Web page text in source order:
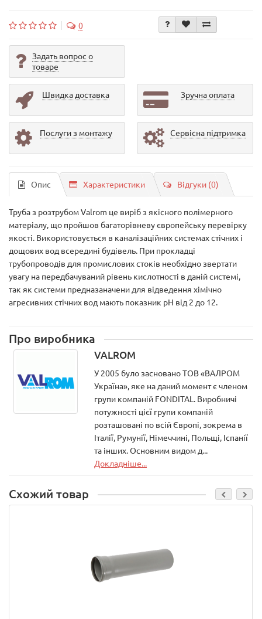
0
Задать вопрос о
товаре
Швидка доставка Зручна оплата
Послуги з монтажу Сервісна підтримка
Опис Характеристики Відгуки (0)
Труба з розтрубом Valrom це виріб з якісного полімерного
матеріалу, що пройшов багаторівневу європейську перевірку
якості. Використовується в каналізаційних системах стічних і
дощових вод всередині будівель. При прокладці
трубопроводів для промислових стоків необхідно звертати
увагу на передбачуваний рівень кислотності в даній системі,
так як системи предназаначени для відведення хімічно
агресивних стічних вод мають показник рН від 2 до 12.
Про виробника
VALROM
У 2005 було засновано ТОВ «ВАЛРОМ
Україна», яке на даний момент є членом
групи компаній FONDITAL. Виробничі
потужності цієї групи компаній
розташовані по всій Європі, зокрема в
Італії, Румунії, Німеччині, Польщі, Іспанії
та інших. Основним видом д...
Докладніше...
Схожий товар